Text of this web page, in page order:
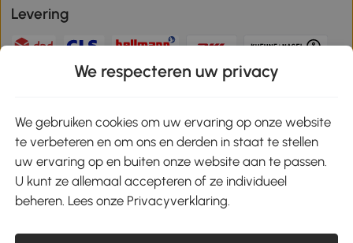
Levering
Veilige betaling
Download de app en ontvang 10% korting!
Google Play
We respecteren uw privacy
We gebruiken cookies om uw ervaring op onze website
te verbeteren en om ons en derden in staat te stellen
uw ervaring op en buiten onze website aan te passen.
U kunt ze allemaal accepteren of ze individueel
beheren. Lees onze Privacyverklaring.